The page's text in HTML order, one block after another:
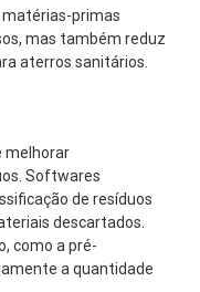
matérias-primas
mas também reduz
aterros sanitários.
melhorar
Softwares
de resíduos
descartados.
como a pré-
a quantidade